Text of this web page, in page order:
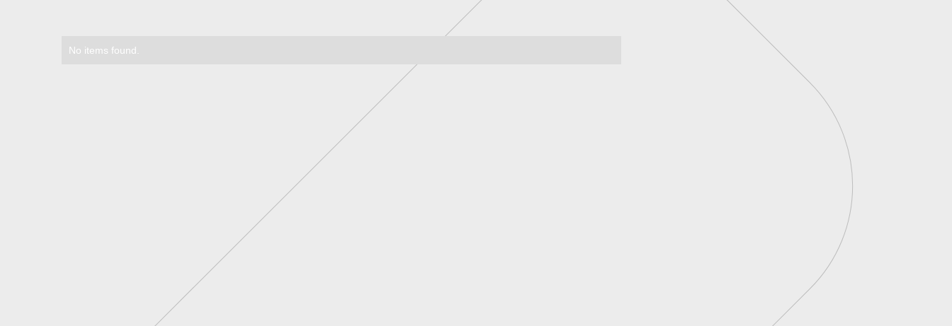
imobiliário
No items found.
Real Estate como serviço
Alternativas de Funding